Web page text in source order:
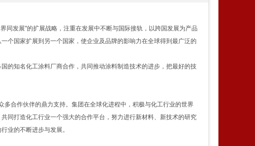
发展"的扩展战略，注重在发展中不断与国际接轨，以跨国发展为产品
个国家扩展到另一个国家，使企业及品牌的影响力在全球得到最广泛的
的知名化工涂料厂商合作，共同推动涂料制造技术的进步，把最好的技
合作伙伴的鼎力支持。集团在全球化进程中，积极与化工行业的世界
同打造化工行业一个强大的合作平台，努力进行新材料、新技术的研究
业的不断进步与发展。